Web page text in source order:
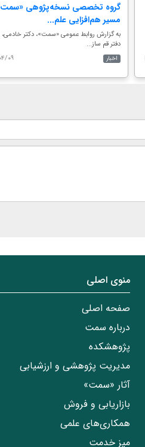
گروه تخصصی نسخه‌پژوهی
مسیر هم‌افزایی علم...
به گزارش روابط عمومی «سمت»، دکتر
دفتر قم ساز...
اخبار
منوی اصلی
صفحه اصلی
درباره سمت
پژوهشکده
مدیریت پژوهشی و ارزشیابی
آثار «سمت»
بازاریابی و فروش
همکاری‌های علمی
میز خدمت